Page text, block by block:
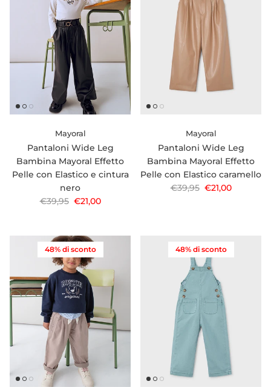
Mayoral
Pantaloni Wide Leg
Bambina Mayoral Effetto
Pelle con Elastico e cintura
nero
Prezzo normale
€39,95 Prezzo di vendita
€21,00
Mayoral
Pantaloni Wide Leg
Bambina Mayoral Effetto
Pelle con Elastico caramello
Prezzo normale
€39,95 Prezzo di
€21,00
48% di sconto 48% di sconto